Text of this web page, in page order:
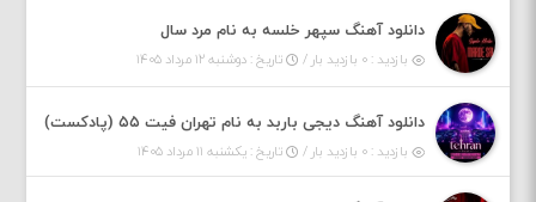
دانلود آهنگ سپهر خلسه به نام مرد سال
بازدید : ۰ بازدید بار / تاریخ : دوشنبه ۱۲ مرداد ۱۴۰۵
دانلود آهنگ دیجی باربد به نام تهران فیت ۵۵ (پادکست)
بازدید : ۰ بازدید بار / تاریخ : یکشنبه ۱۱ مرداد ۱۴۰۵